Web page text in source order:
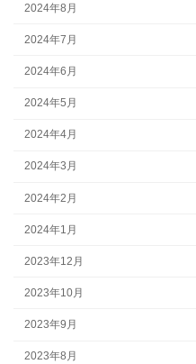
2024年8月
2024年7月
2024年6月
2024年5月
2024年4月
2024年3月
2024年2月
2024年1月
2023年12月
2023年10月
2023年9月
2023年8月